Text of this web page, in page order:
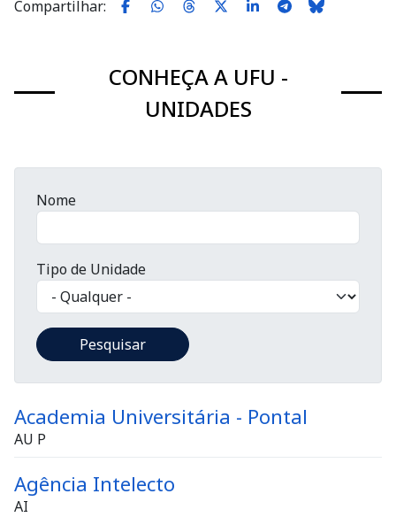
Compartilhar:
CONHEÇA A UFU -
UNIDADES
Nome
Tipo de Unidade
Academia Universitária - Pontal
AU P
Agência Intelecto
AI